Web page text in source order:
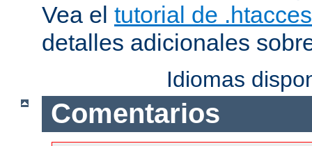
Vea el tutorial de
detalles adicionales
Idiomas
Comentarios